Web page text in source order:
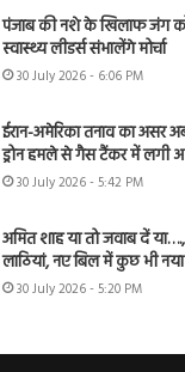
पंजाब की नशे के खिलाफ जंग
स्वास्थ्य लीडर्स संभालेंगे मोर्चा
30 July 2026 - 6:06 PM
ईरान-अमेरिका तनाव का असर
ड्रोन हमले से गैस टैंकर में लगी
30 July 2026 - 5:42 PM
अमित शाह या तो जवाब दें
लाठियां, नए बिल में कुछ भी
30 July 2026 - 5:20 PM